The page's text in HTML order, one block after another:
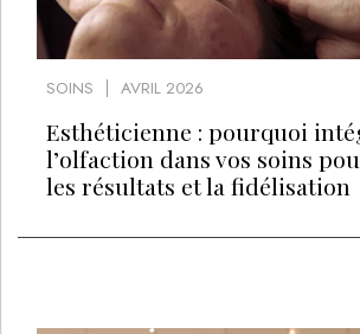
SOINS AVRIL 2026
Esthéticienne : pourquoi
l’olfaction dans vos soins
les résultats et la fidélisation